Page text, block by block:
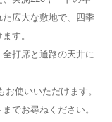
広大な敷地で、四季
す。
打席と通路の天井に
使いいただけます。
でお尋ねください。